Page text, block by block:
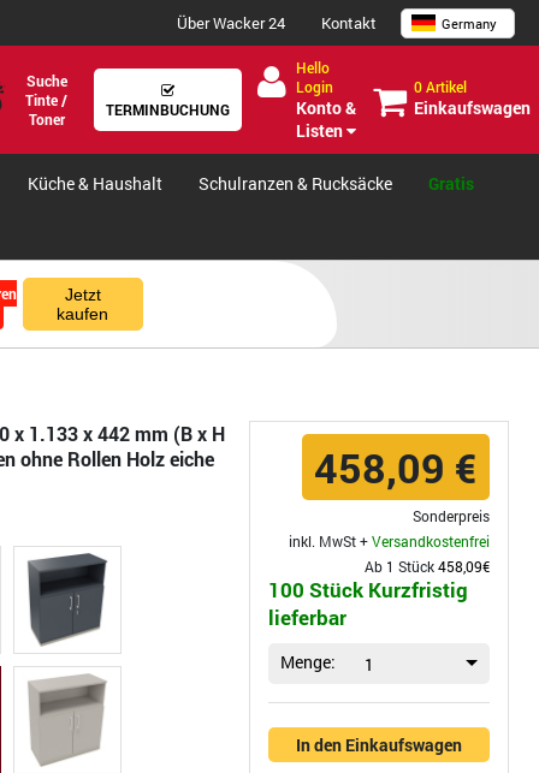
Über Wacker 24 Kontakt Germany
Suche
Tinte /
Toner
TERMINBUCHUNG
Hello
Login
Konto &
Listen
0 Artikel
Einkaufswagen
Küche & Haushalt Schulranzen & Rucksäcke Gratis
Jetzt
kaufen
x 1.133 x 442 mm (B x H
ohne Rollen Holz eiche
458,09 €
Sonderpreis
inkl. MwSt +Versandkostenfrei
Ab 1 Stück458,09€
100 Stück Kurzfristig
lieferbar
Menge: 1
In den Einkaufswagen